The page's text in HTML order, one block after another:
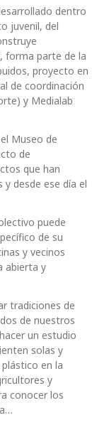
dentro
juvenil, del
forma parte de la
proyecto en
de coordinación
y Medialab
Museo de
de
que han
desde ese día el
puede
de su
y vecinos
abierta y
tradiciones de
de nuestros
un estudio
solas y
en la
y
conocer los